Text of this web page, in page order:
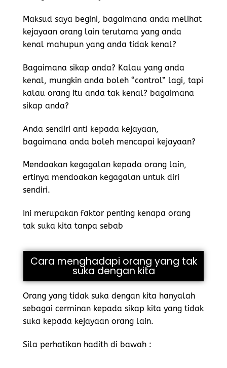
Maksud saya begini, bagaimana anda melihat
kejayaan orang lain terutama yang anda
kenal mahupun yang anda tidak kenal?
Bagaimana sikap anda? Kalau yang anda
kenal, mungkin anda boleh “control” lagi, tapi
kalau orang itu anda tak kenal? bagaimana
sikap anda?
Anda sendiri anti kepada kejayaan,
bagaimana anda boleh mencapai kejayaan?
Mendoakan kegagalan kepada orang lain,
ertinya mendoakan kegagalan untuk diri
sendiri.
Ini merupakan faktor penting kenapa orang
tak suka kita tanpa sebab
Cara menghadapi orang yang tak
suka dengan kita
Orang yang tidak suka dengan kita hanyalah
sebagai cerminan kepada sikap kita yang tidak
suka kepada kejayaan orang lain.
Sila perhatikan hadith di bawah :